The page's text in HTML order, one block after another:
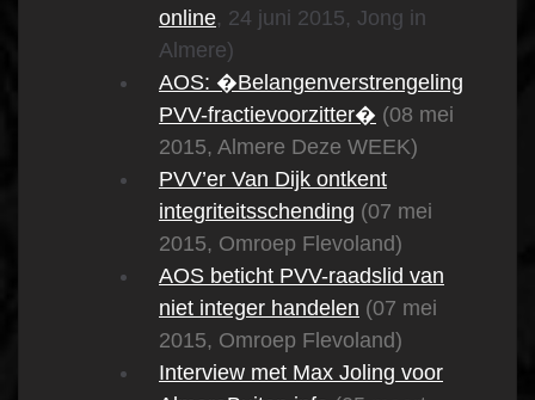
online, 24 juni 2015, Jong in
Almere)
AOS: �Belangenverstrengeling
PVV-fractievoorzitter� (08 mei
2015, Almere Deze WEEK)
PVV’er Van Dijk ontkent
integriteitsschending (07 mei
2015, Omroep Flevoland)
AOS beticht PVV-raadslid van
niet integer handelen (07 mei
2015, Omroep Flevoland)
Interview met Max Joling voor